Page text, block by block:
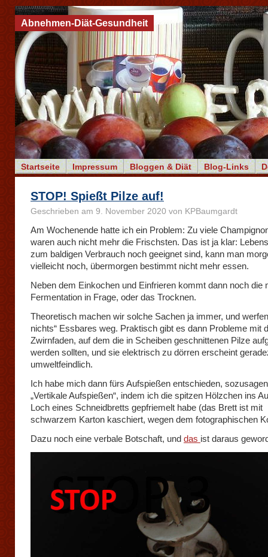
Startseite Impressum Bloggen & Diät Blog-Links
Abnehmen-Diät-Gesundheit
STOP! Spießt Pilze auf!
Geschrieben am 9. November 2020 von KPBaumgardt
Am Wochenende hatte ich ein Problem: Zu viele
waren auch nicht mehr die Frischsten. Das ist ja klar:
zum baldigen Verbrauch noch geeignet sind, kann man
vielleicht noch, übermorgen bestimmt nicht mehr essen.
Neben dem Einkochen und Einfrieren kommt dann noch die
Fermentation in Frage, oder das Trocknen.
Theoretisch machen wir solche Sachen ja immer, und
nichts“ Essbares weg. Praktisch gibt es dann Probleme mit
Zwirnfaden, auf dem die in Scheiben geschnittenen Pilze
werden sollten, und sie elektrisch zu dörren erscheint
umweltfeindlich.
Ich habe mich dann fürs Aufspießen entschieden,
„Vertikale Aufspießen“, indem ich die spitzen Hölzchen ins
Loch eines Schneidbretts gepfriemelt habe (das Brett ist mit
schwarzem Karton kaschiert, wegen dem fotographischen
Dazu noch eine verbale Botschaft, und das ist daraus